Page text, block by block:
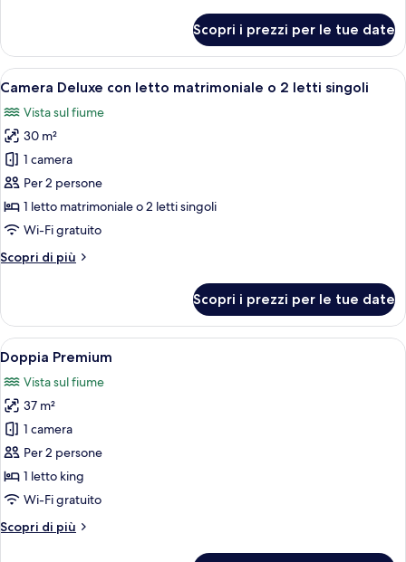
Scopri i prezzi per le tue date
Apri
tutte
le
foto
per
Camera
Deluxe
con
matrimoniale
letti
singoli
Biancheria da letto di alta qualità,
11
Camera Deluxe con letto matrimoniale o 2 letti singoli
Vista sul fiume
30 m²
1 camera
Per 2 persone
1 letto matrimoniale o 2 letti singoli
Wi-Fi gratuito
Scopri di più
Altri
Deluxe
con
letto
matrimoniale
o
2
letti
singoli
Scopri i prezzi per le tue date
Apri
tutte
le
foto
per
Doppia
Premium
5
Doppia Premium
Vista sul fiume
37 m²
1 camera
Per 2 persone
1 letto king
Wi-Fi gratuito
Scopri di più
Altri